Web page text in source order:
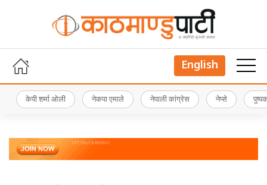
English
केपी शर्मा ओली नेकपा एमाले नेपाली कांग्रेस नेप्से